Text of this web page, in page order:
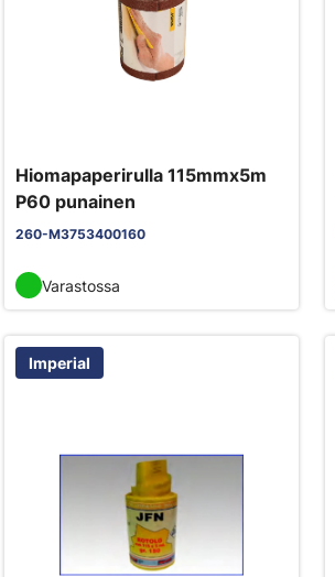
Hiomapaperirulla 115mmx5m
P60 punainen
260-M3753400160
Varastossa
Imperial